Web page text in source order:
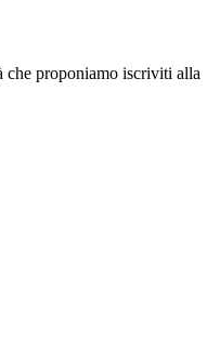
che proponiamo iscriviti alla